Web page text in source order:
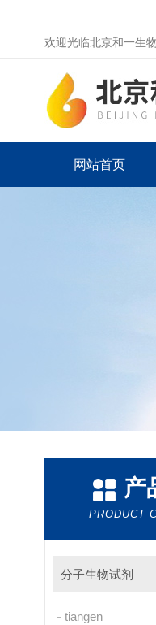
欢迎光临北京和一生
网站首页
产
PRODUCT
分子生物试剂
tiangen